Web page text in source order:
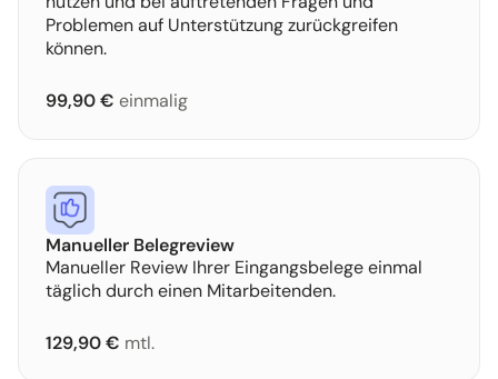
Problemen auf Unterstützung zurückgreifen
können.
99,90 € einmalig
Manueller Belegreview
Manueller Review Ihrer Eingangsbelege einmal
täglich durch einen Mitarbeitenden.
129,90 € mtl.